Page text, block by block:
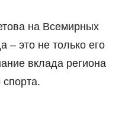
на Всемирных
– это не только его
вклада региона
спорта.